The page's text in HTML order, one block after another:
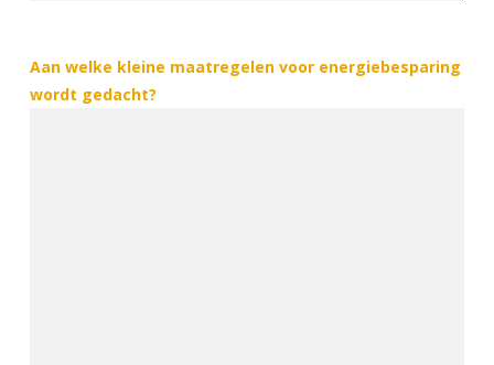
Aan welke kleine maatregelen voor energiebesparing
wordt gedacht?